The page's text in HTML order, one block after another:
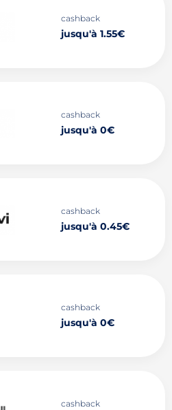
cashback
jusqu'à 1.55€
cashback
jusqu'à 0€
cashback
jusqu'à 0.45€
cashback
jusqu'à 0€
cashback